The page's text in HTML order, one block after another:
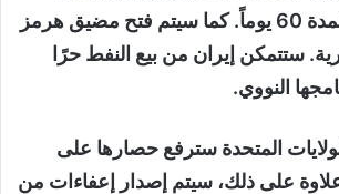
وقف إطلاق النار لمدة 60 يوماً. كما سيتم فتح مضيق هرمز
ستتمكن إيران من بيع النفط حرًا
النووي.
المتحدة سترفع حصارها على
علاوة على ذلك، سيتم إصدار إعفاءات من